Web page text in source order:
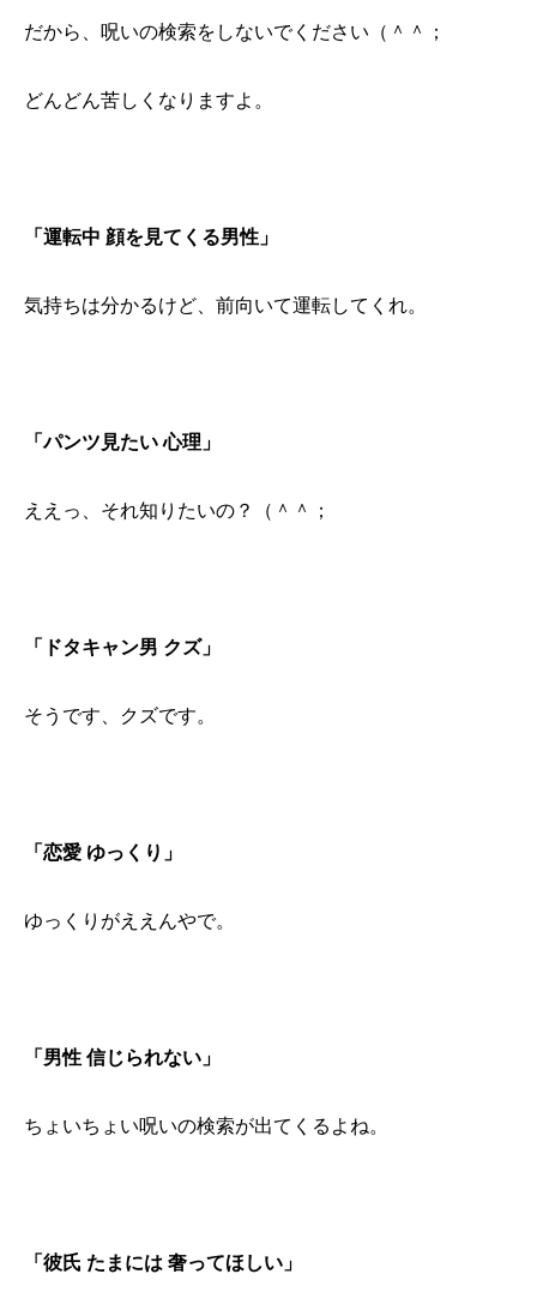
だから、呪いの検索をしないでください（＾＾；
どんどん苦しくなりますよ。
「運転中 顔を見てくる男性」
気持ちは分かるけど、前向いて運転してくれ。
「パンツ見たい 心理」
ええっ、それ知りたいの？（＾＾；
「ドタキャン男 クズ」
そうです、クズです。
「恋愛 ゆっくり」
ゆっくりがええんやで。
「男性 信じられない」
ちょいちょい呪いの検索が出てくるよね。
「彼氏 たまには 奢ってほしい」